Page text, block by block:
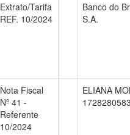
Extrato/Tarifa
REF. 10/2024
Banco do
S.A.
Nota Fiscal
Nº 41 -
Referente
10/2024
ELIANA